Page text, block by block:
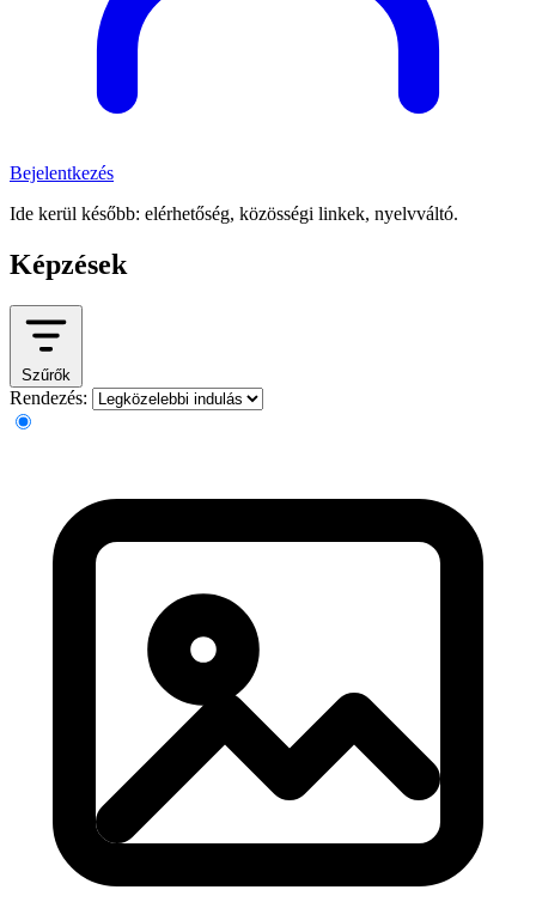
Bejelentkezés
Ide kerül később: elérhetőség, közösségi linkek, nyelvváltó.
Képzések
Szűrők
Rendezés: